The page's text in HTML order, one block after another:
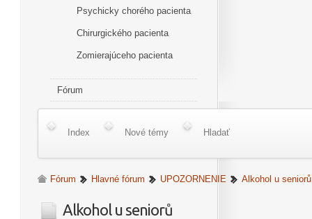
Psychicky chorého pacienta
Chirurgického pacienta
Zomierajúceho pacienta
Fórum
Index Nové témy Hladať
Fórum Hlavné fórum UPOZORNENIE Alkohol u seniorů
Alkohol u seniorů